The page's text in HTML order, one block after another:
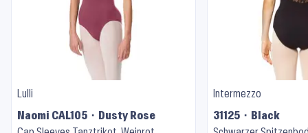
Lulli
Naomi CAL105 ⬝ Dusty Rose
Intermezzo
31125 ⬝ Black